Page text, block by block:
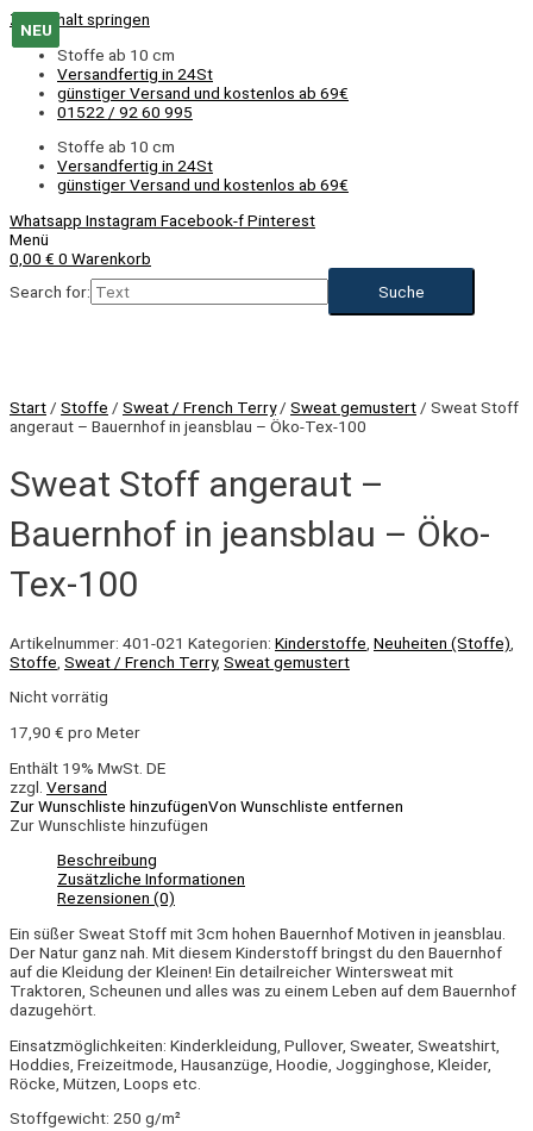
Zum Inhalt springen
Stoffe ab 10 cm
Versandfertig in 24St
günstiger Versand und kostenlos ab 69€
01522 / 92 60 995
Stoffe ab 10 cm
Versandfertig in 24St
günstiger Versand und kostenlos ab 69€
Whatsapp Instagram Facebook-fPinterest
Menü
0,00 € 0 Warenkorb
Search for:
Start / Stoffe / Sweat / French Terry/ Sweat gemustert / Sweat Stoff
angeraut – Bauernhof in jeansblau – Öko-Tex-100
Sweat Stoff angeraut –
Bauernhof in jeansblau – Öko-
Tex-100
Artikelnummer: 401-021 Kategorien: Kinderstoffe Neuheiten (Stoffe)
Stoffe Sweat / French Terry, Sweat gemustert
Nicht vorrätig
17,90 € pro Meter
Enthält 19% MwSt. DE
zzgl. Versand
Zur Wunschliste hinzufügenVon Wunschliste entfernen
Zur Wunschliste hinzufügen
Beschreibung
Zusätzliche Informationen
Rezensionen (0)
Ein süßer Sweat Stoff mit 3cm hohen Bauernhof Motiven in jeansblau.
Der Natur ganz nah. Mit diesem Kinderstoff bringst du den Bauernhof
auf die Kleidung der Kleinen! Ein detailreicher Wintersweat mit
Traktoren, Scheunen und alles was zu einem Leben auf dem Bauernhof
dazugehört.
Einsatzmöglichkeiten: Kinderkleidung Pullover, Sweater, Sweatshirt,
Hoddies, Freizeitmode, Hausanzüge, Hoodie, Jogginghose, Kleider,
Röcke, Mützen, Loops etc.
Stoffgewicht: 250 g/m²
NEU
NEU